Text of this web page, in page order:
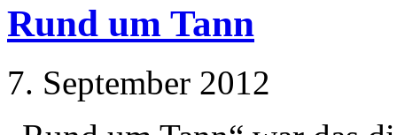
Rund um Tann
7. September 2012